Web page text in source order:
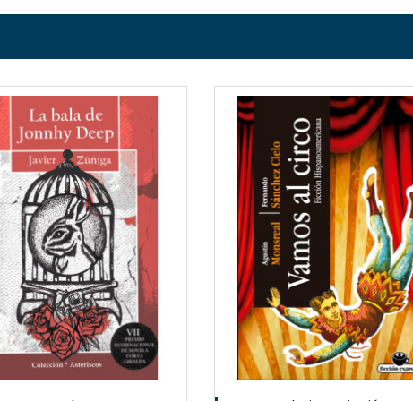
QUICKVIEW
WISHLIST
QUICKVIEW
WISHLIST